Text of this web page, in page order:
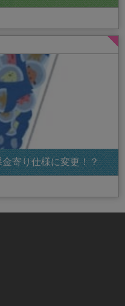
寄り仕様に変更！？